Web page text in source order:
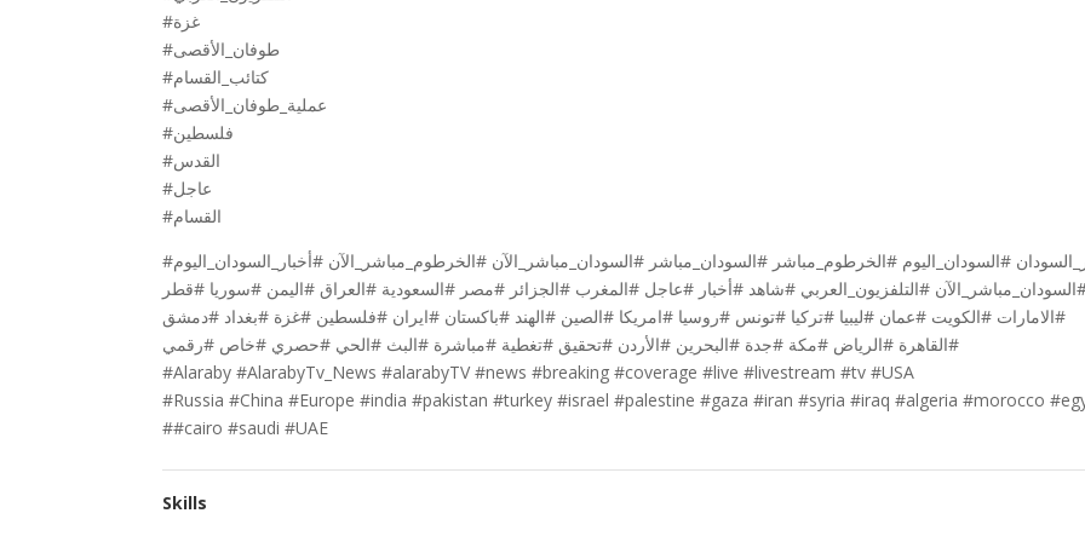
#غزة
#طوفان_الأقصى
#كتائب_القسام
#عملية_طوفان_الأقصى
#فلسطين
#القدس
#عاجل
#القسام
#أخبار_السودان #السودان_اليوم #الخرطوم_مباشر #السودان_مباشر #السودان_مباشر_الآن #الخرطوم_مباشر_الآن #أخبار_السودان_اليوم
#التلفزيون_العربي #شاهد #أخبار #عاجل #المغرب #الجزائر #مصر #السعودية #العراق #اليمن #سوريا #قطر
#الامارات #الكويت #عمان #ليبيا #تركيا #تونس #روسيا #امريكا #الصين #الهند #باكستان #ايران #فلسطين #غزة #بغداد #دمشق
#القاهرة #الرياض #مكة #جدة #البحرين #الأردن #تحقيق #تغطية #مباشرة #البث #الحي #حصري #خاص #رقمي
#Alaraby #AlarabyTv_News #alarabyTV #news #breaking #coverage #live #livestream #tv #USA
#Russia #China #Europe #india #pakistan #turkey #israel #palestine #gaza #iran #syria #iraq #algeria #morocco
##cairo #saudi #UAE
Skills